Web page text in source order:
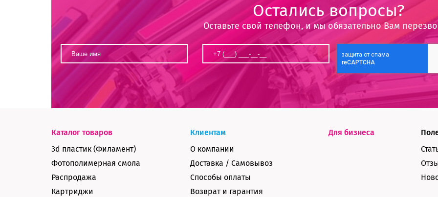
Остались вопросы?
Оставьте свой телефон, и мы обязательно Вам
Каталог товаров
3d пластик (Филамент)
Фотополимерная смола
Распродажа
Картриджи
Клиентам
О компании
Доставка / Самовывоз
Способы оплаты
Возврат и гарантия
Для бизнеса